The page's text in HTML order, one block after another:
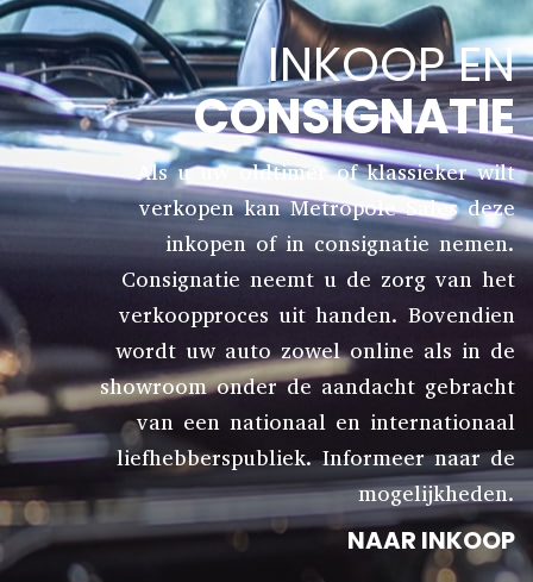
INKOOP EN
CONSIGNATIE
Als u uw oldtimer of klassieker wilt
verkopen kan Metropole Sales deze
inkopen of in consignatie nemen.
Consignatie neemt u de zorg van het
verkoopproces uit handen. Bovendien
wordt uw auto zowel online als in de
showroom onder de aandacht gebracht
van een nationaal en internationaal
liefhebberspubliek. Informeer naar de
mogelijkheden.
NAAR INKOOP